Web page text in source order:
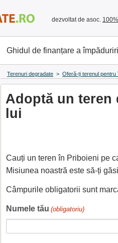
dezvoltat de asoc.
Ghidul de finanțare a
Terenuri degradate > Oferă-ți terenul pentru
Adoptă un teren
lui
Cauți un teren în Priboieni pe
Misiunea noastră este să-ți
Câmpurile obligatorii sunt
Numele tău (obligatoriu)